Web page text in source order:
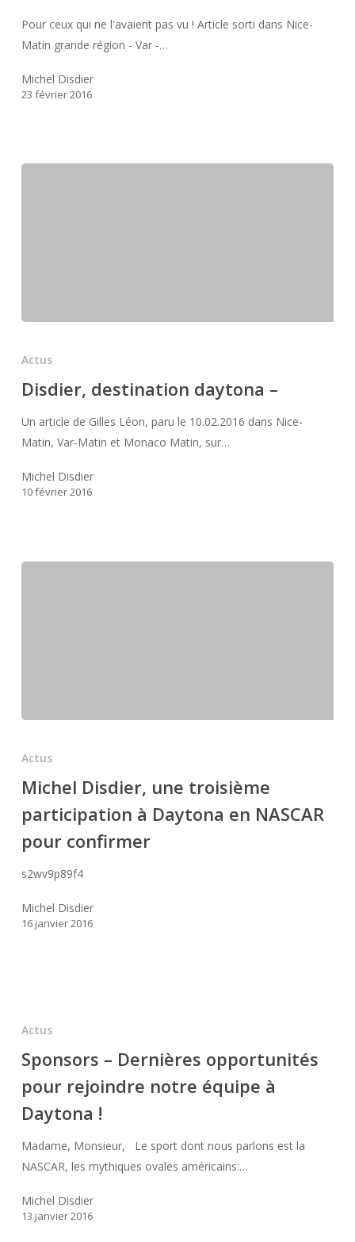
–
PACA
Monaco
Pour ceux qui ne l'avaient pas vu ! Article sorti dans Nice-
Matin grande région - Var -…
Michel Disdier
23 février 2016
–
Actus
Disdier, destination daytona –
Un article de Gilles Léon, paru le 10.02.2016 dans Nice-
Matin, Var-Matin et Monaco Matin, sur…
Michel Disdier
10 février 2016
troisième
participation
Daytona
en
pour
Actus
Michel Disdier, une troisième
participation à Daytona en NASCAR
pour confirmer
s2wv9p89f4
Michel Disdier
16 janvier 2016
opportunités
pour
rejoindre
notre
équipe
à
!
Actus
Sponsors – Dernières opportunités
pour rejoindre notre équipe à
Daytona !
Madame, Monsieur, Le sport dont nous parlons est la
NASCAR, les mythiques ovales américains:…
Michel Disdier
13 janvier 2016